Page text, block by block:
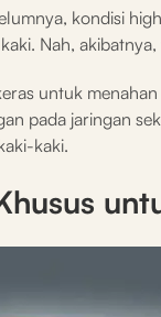
kondisi
Nah,
untuk
pada jaringan
kaki.